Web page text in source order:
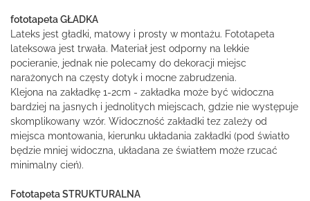
fototapeta GŁADKA
Lateks jest gładki, matowy i prosty w montażu. Fototapeta
lateksowa jest trwała. Materiał jest odporny na lekkie
pocieranie, jednak nie polecamy do dekoracji miejsc
narażonych na częsty dotyk i mocne zabrudzenia.
Klejona na zakładkę 1-2cm - zakładka może być widoczna
bardziej na jasnych i jednolitych miejscach, gdzie nie występuje
skomplikowany wzór. Widoczność zakładki tez zależy od
miejsca montowania, kierunku układania zakładki (pod światło
będzie mniej widoczna, układana ze światłem może rzucać
minimalny cień).
Fototapeta STRUKTURALNA